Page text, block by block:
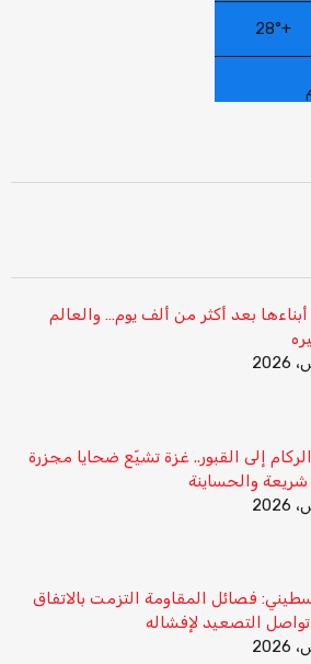
+
28°
بعد أكثر من ألف يوم… والعالم
إلى القبور.. غزة تشيّع ضحايا مجزرة
شريعة والحساينة
فصائل المقاومة التزمت بالاتفاق
التصعيد لإفشاله